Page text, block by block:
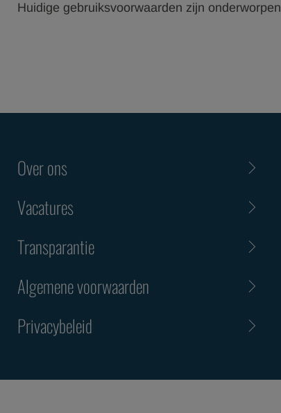
Huidige gebruiksvoorwaarden zijn
Over ons
Vacatures
Transparantie
Algemene voorwaarden
Privacybeleid